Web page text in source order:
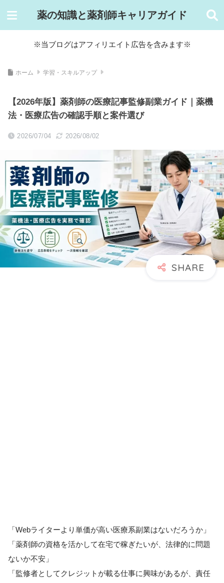
薬の知識と薬剤師キャリアガイド
※当ブログはアフィリエイト広告を含みます※
ホーム 学習・スキルアップ
【2026年版】薬剤師の医療記事監修副業ガイド｜薬機
法・医療広告の確認手順と案件選び
2026/07/04 2026/08/02
「Webライターより単価が高い医療系副業はないだろうか」
「薬剤師の資格を活かして在宅で稼ぎたいが、法律的に問題
ないか不安」
「監修者としてクレジットが載る仕事に興味があるが、責任